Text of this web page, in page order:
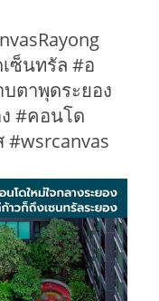
ซ็นทรัล #อ
ตาพุดระยอง
#คอนโด